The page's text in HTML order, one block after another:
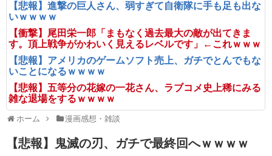
【悲報】進撃の巨人さん、弱すぎて自衛隊に手も足も出な
いｗｗｗｗ
【衝撃】尾田栄一郎「まもなく過去最大の敵が出てきま
す。頂上戦争がかわいく見えるレベルです」←これｗｗｗ
【悲報】アメリカのゲームソフト売上、ガチでとんでもな
いことになるｗｗｗｗ
【悲報】五等分の花嫁の一花さん、ラブコメ史上稀にみる
雑な退場をするｗｗｗｗ
ホーム 漫画感想・雑談
【悲報】鬼滅の刃、ガチで最終回へｗｗｗｗ